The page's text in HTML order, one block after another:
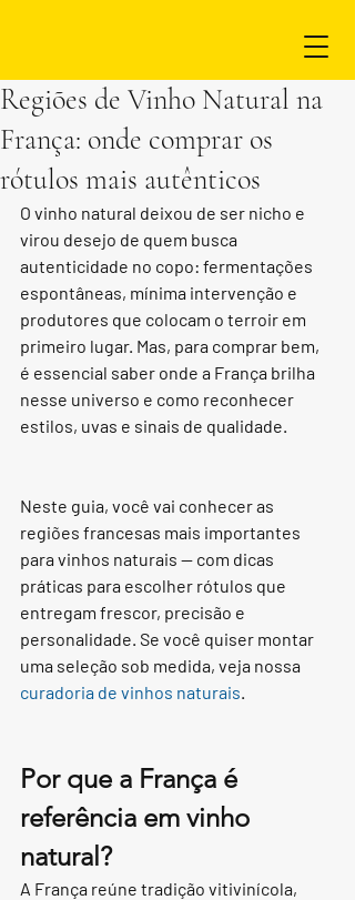
Regiões de Vinho Natural na
França: onde comprar os
rótulos mais autênticos
O vinho natural deixou de ser nicho e
virou desejo de quem busca
autenticidade no copo: fermentações
espontâneas, mínima intervenção e
produtores que colocam o terroir em
primeiro lugar. Mas, para comprar bem,
é essencial saber onde a França brilha
nesse universo e como reconhecer
estilos, uvas e sinais de qualidade.
Neste guia, você vai conhecer as
regiões francesas mais importantes
para vinhos naturais — com dicas
práticas para escolher rótulos que
entregam frescor, precisão e
personalidade. Se você quiser montar
uma seleção sob medida, veja nossa
curadoria de vinhos naturais.
Por que a França é
referência em vinho
natural?
A França reúne tradição vitivinícola,